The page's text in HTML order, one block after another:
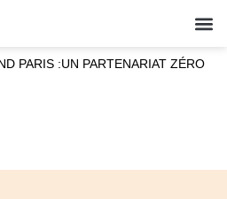
PARIS :UN PARTENARIAT ZÉRO